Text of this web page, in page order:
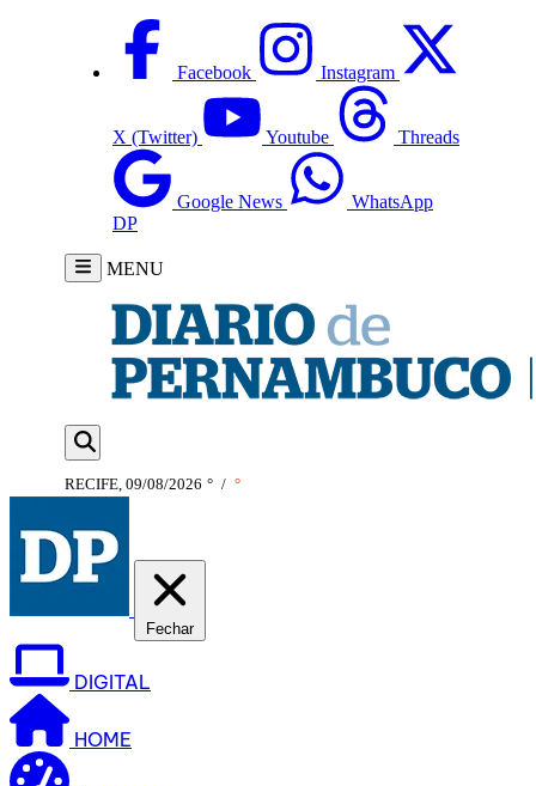
Facebook Instagram
X (Twitter) Youtube Threads
Google News
WhatsApp
DP
MENU
RECIFE, 09/08/2026 ° / °
Fechar
DIGITAL
HOME